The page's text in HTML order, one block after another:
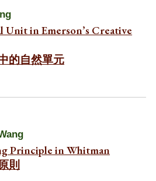
Unit in Emerson’s Creative
的自然單元
Principle in Whitman
則